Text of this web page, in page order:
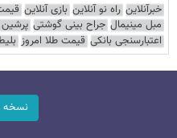
خبرآنلاین راه نو آنلاین بازی آنلاین
مبل مینیمال جراح بینی گوشتی
اعتبارسنجی بانکی قیمت طلا امروز
نسخه